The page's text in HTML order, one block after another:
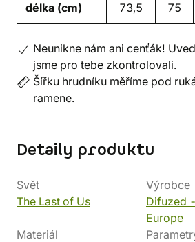
délka (cm) 73,5 75
Neunikne nám ani cenťák!
jsme pro tebe zkontrolovali.
Šířku hrudníku měříme pod
ramene.
Detaily produktu
Svět
The Last of Us
Výrobce
Difuzed
Europe
Materiál